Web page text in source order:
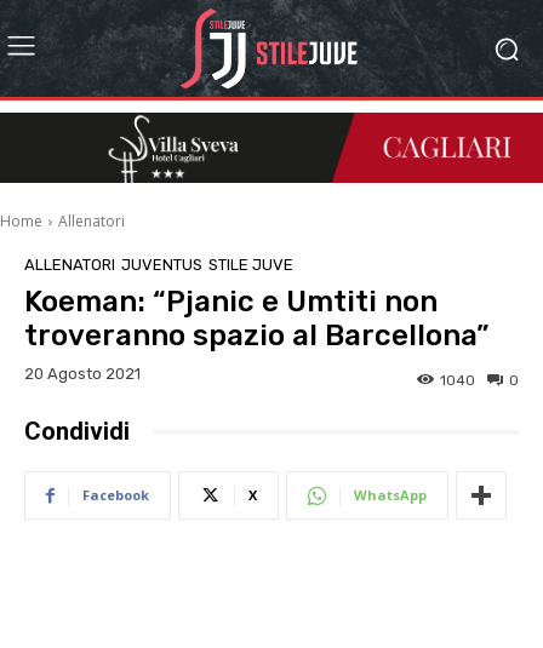
Home Allenatori
ALLENATORI JUVENTUS STILE JUVE
Koeman: “Pjanic e Umtiti non
troveranno spazio al Barcellona”
20 Agosto 2021 0
1040
Condividi
Facebook X WhatsApp